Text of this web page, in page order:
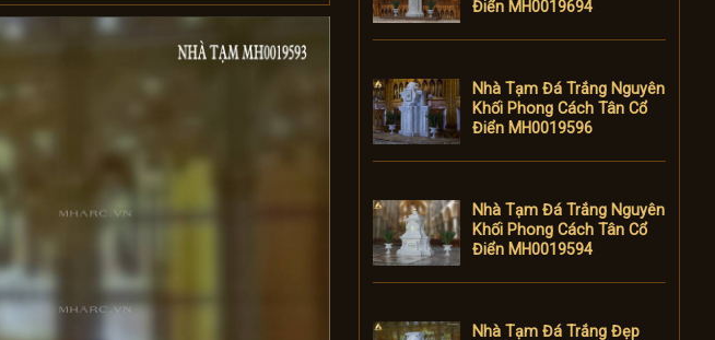
Điển MH0019694
Nhà Tạm Đá Trắng Nguyên
Khối Phong Cách Tân Cổ
Điển MH0019596
Nhà Tạm Đá Trắng Nguyên
Khối Phong Cách Tân Cổ
Điển MH0019594
Nhà Tạm Đá Trắng Đẹp